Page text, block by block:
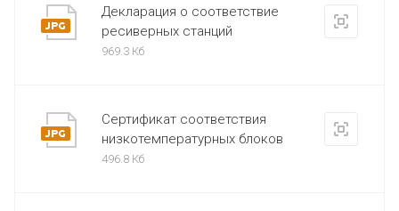
Декларация о соответствие
ресиверных станций
969.3 Кб
Сертификат соответствия
низкотемпературных блоков
496.8 Кб